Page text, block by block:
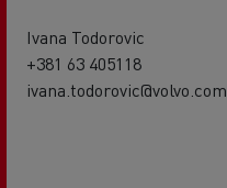
Ivana Todorovic
+381 63 405118
ivana.todorovic@volvo.com